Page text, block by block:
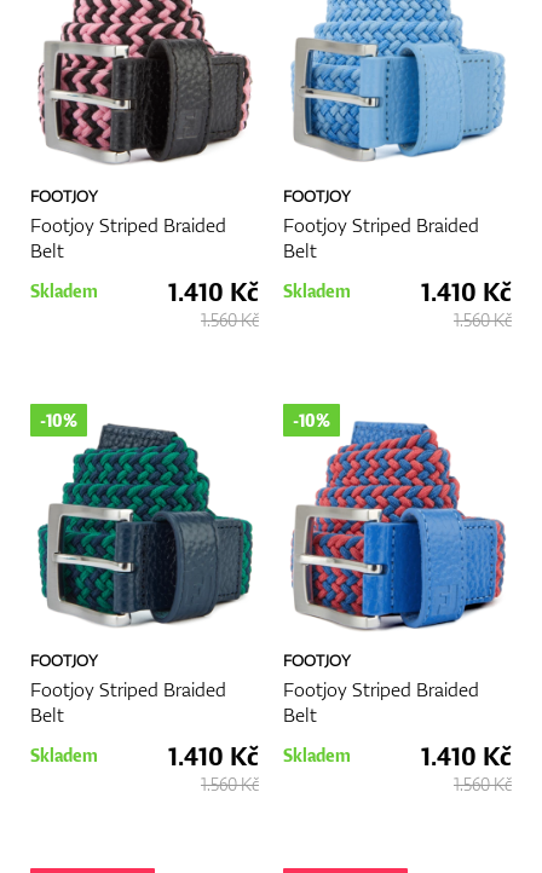
Dárkové poukazy
FOOTJOY
Footjoy Striped Braided
Belt
Skladem 1.410 Kč
1.560 Kč
FOOTJOY
Footjoy Striped Braided
Belt
Skladem 1.410 Kč
1.560 Kč
FOOTJOY
Footjoy Striped Braided
Belt
-10%
Skladem 1.410 Kč
1.560 Kč
FOOTJOY
Footjoy Striped Braided
Belt
-10%
Skladem 1.410 Kč
1.560 Kč